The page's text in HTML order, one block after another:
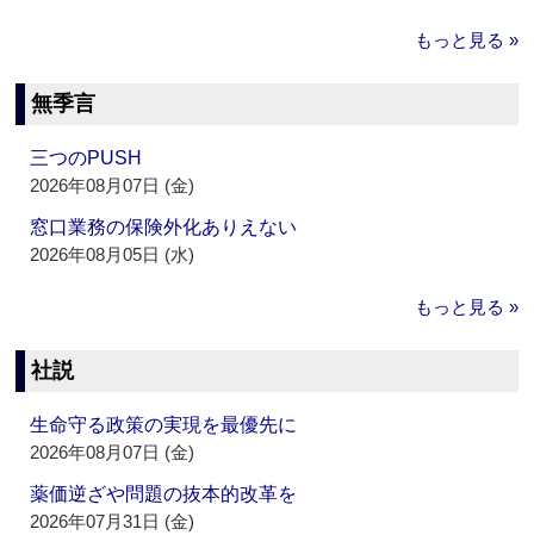
もっと見る »
無季言
三つのPUSH
2026年08月07日 (金)
窓口業務の保険外化ありえない
2026年08月05日 (水)
もっと見る »
社説
生命守る政策の実現を最優先に
2026年08月07日 (金)
薬価逆ざや問題の抜本的改革を
2026年07月31日 (金)